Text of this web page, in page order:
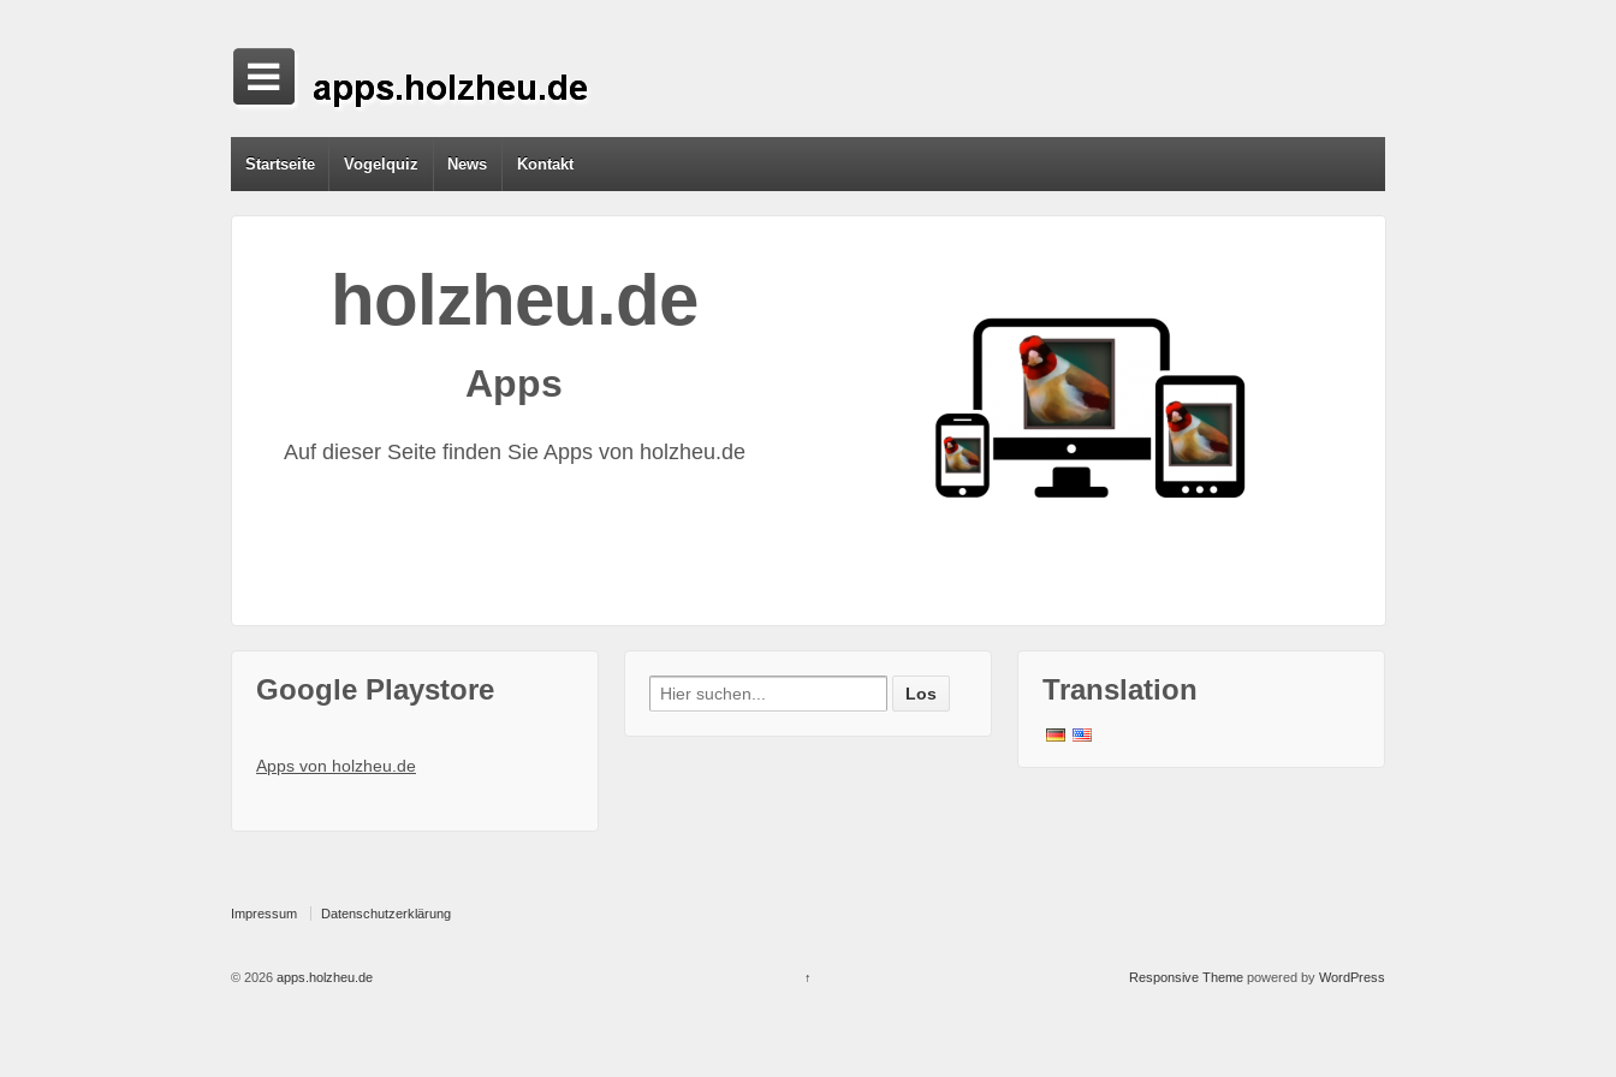
Startseite Vogelquiz News Kontakt
holzheu.de
Apps
Auf dieser Seite finden Sie Apps von holzheu.de
Google Playstore
Apps von holzheu.de
Search
for:
Translation
Impressum Datenschutzerklärung
© 2026 apps.holzheu.de ↑ Responsive Themepowered by WordPress